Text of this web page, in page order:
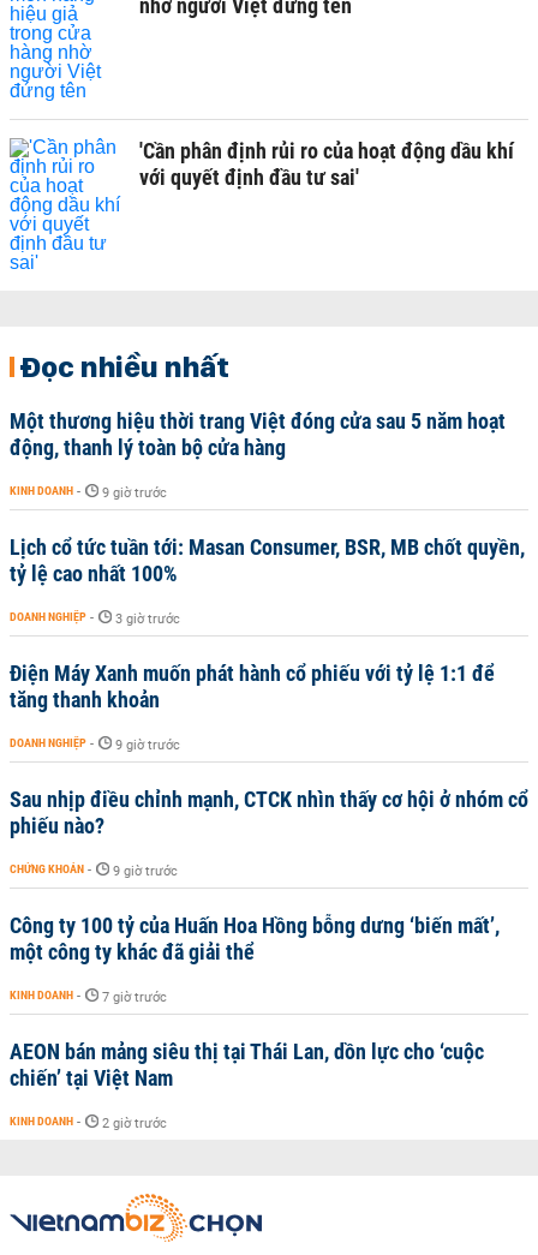
nhờ người Việt đứng tên
'Cần phân định rủi ro của hoạt động dầu khí
với quyết định đầu tư sai'
Đọc nhiều nhất
Một thương hiệu thời trang Việt đóng cửa sau 5 năm hoạt
động, thanh lý toàn bộ cửa hàng
KINH DOANH - 9 giờ trước
Lịch cổ tức tuần tới: Masan Consumer, BSR, MB chốt quyền,
tỷ lệ cao nhất 100%
DOANH NGHIỆP - 3 giờ trước
Điện Máy Xanh muốn phát hành cổ phiếu với tỷ lệ 1:1 để
tăng thanh khoản
DOANH NGHIỆP - 9 giờ trước
Sau nhịp điều chỉnh mạnh, CTCK nhìn thấy cơ hội ở nhóm cổ
phiếu nào?
CHỨNG KHOÁN - 9 giờ trước
Công ty 100 tỷ của Huấn Hoa Hồng bỗng dưng ‘biến mất’,
một công ty khác đã giải thể
KINH DOANH - 7 giờ trước
AEON bán mảng siêu thị tại Thái Lan, dồn lực cho ‘cuộc
chiến’ tại Việt Nam
KINH DOANH - 2 giờ trước